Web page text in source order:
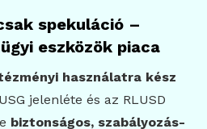
spekuláció –
eszközök piaca
használatra kész
jelenléte és az RLUSD
biztonságos, szabályozás-